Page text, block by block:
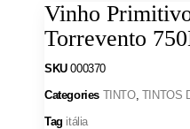
Vinho
Torrevento
SKU000370
Categories TINTO, TINTOS
Tag itália